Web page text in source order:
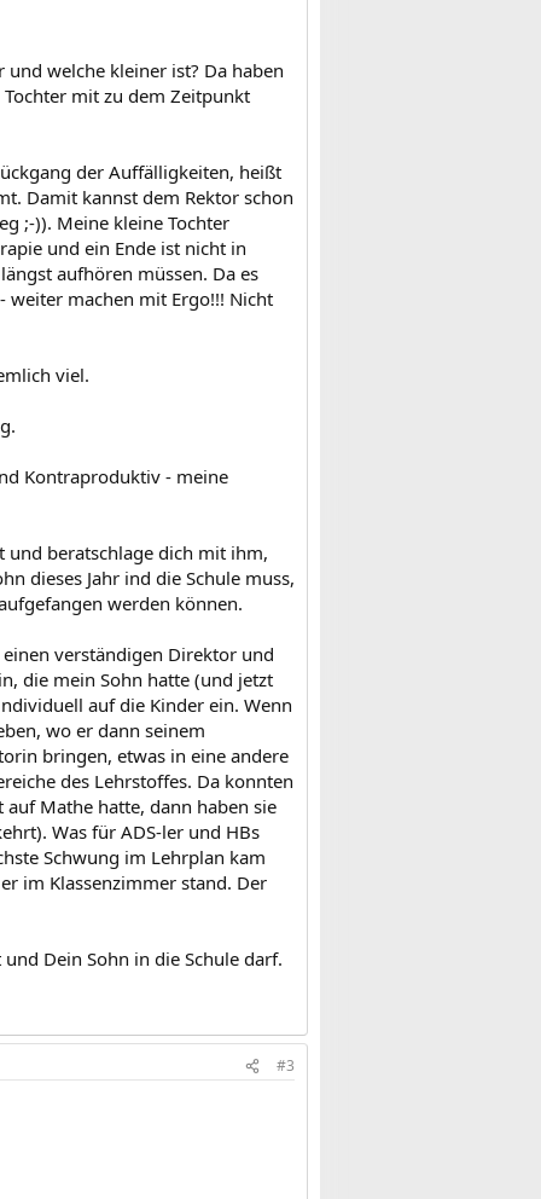
welche kleiner ist? Da haben
mit zu dem Zeitpunkt
der Auffälligkeiten, heißt
Damit kannst dem Rektor schon
;-)). Meine kleine Tochter
und ein Ende ist nicht in
aufhören müssen. Da es
weiter machen mit Ergo!!! Nicht
viel.
Kontraproduktiv - meine
und beratschlage dich mit ihm,
dieses Jahr ind die Schule muss,
werden können.
verständigen Direktor und
die mein Sohn hatte (und jetzt
auf die Kinder ein. Wenn
wo er dann seinem
bringen, etwas in eine andere
des Lehrstoffes. Da konnten
Mathe hatte, dann haben sie
Was für ADS-ler und HBs
Schwung im Lehrplan kam
im Klassenzimmer stand. Der
Dein Sohn in die Schule darf.
#3